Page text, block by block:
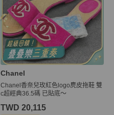
Chanel
Chanel香奈兒玫紅色logo麂皮拖鞋 雙
c超經典36.5碼 已貼底～
TWD 20,115